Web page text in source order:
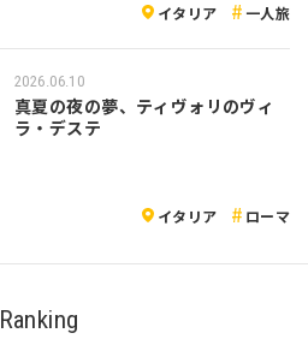
イタリア 一人旅
2026.06.10
真夏の夜の夢、ティヴォリのヴィ
ラ・デステ
イタリア ローマ
Ranking